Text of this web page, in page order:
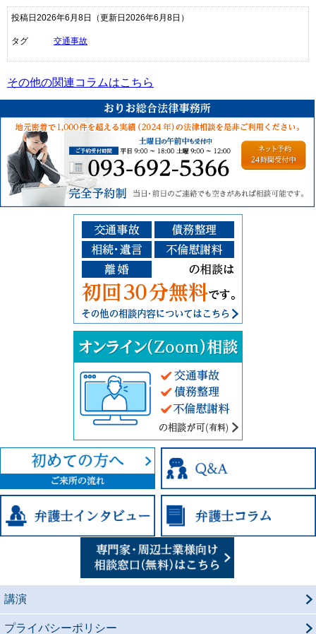
投稿日2026年6月8日 （更新日2026年6月8日）
タグ 交通事故
その他の関連コラムはこちら
講演
プライバシーポリシー